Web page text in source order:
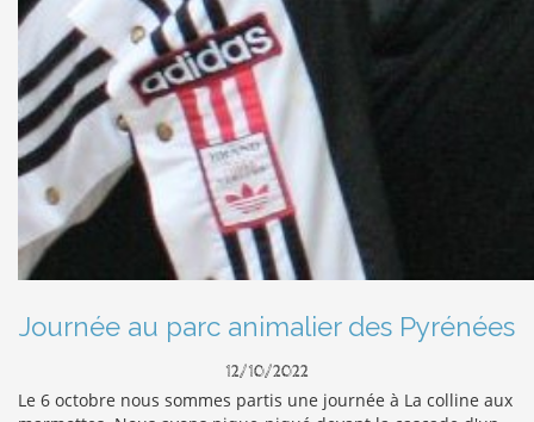
Journée au parc animalier des Pyrénées
12/10/2022
Le 6 octobre nous sommes partis une journée à La colline aux